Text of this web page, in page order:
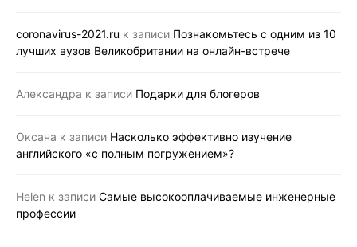
coronavirus-2021.ru к записи Познакомьтесь с одним из 10
лучших вузов Великобритании на онлайн-встрече
Александра к записи Подарки для блогеров
Оксана к записи Насколько эффективно изучение
английского «с полным погружением»?
Helen к записи Самые высокооплачиваемые инженерные
профессии